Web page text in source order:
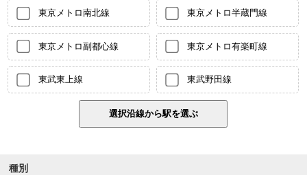
東京メトロ南北線 東京メトロ半蔵門線
東京メトロ副都心線 東京メトロ有楽町線
東武東上線 東武野田線
種別